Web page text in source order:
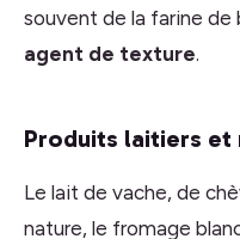
souvent de la farine de
agent de texture.
Produits laitiers et
Le lait de vache, de
nature, le fromage